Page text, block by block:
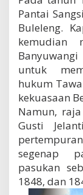
Pantai
Buleleng.
kemudian
untuk
hukum
kekuasaan
Namun,
Gusti
segenap
pasukan
1848, dan